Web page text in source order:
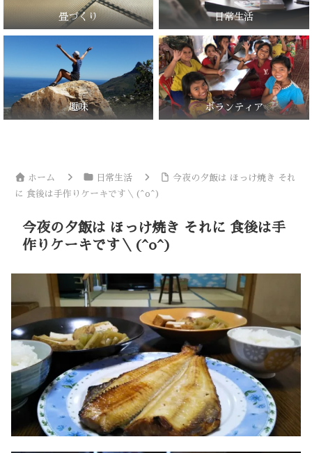
畳づくり 日常生活
趣味 ボランティア
ホーム 日常生活
今夜の夕飯は ほっけ焼き それ
に 食後は手作りケーキです＼(^o^)
今夜の夕飯は ほっけ焼き それに 食後は手
作りケーキです＼(^o^)